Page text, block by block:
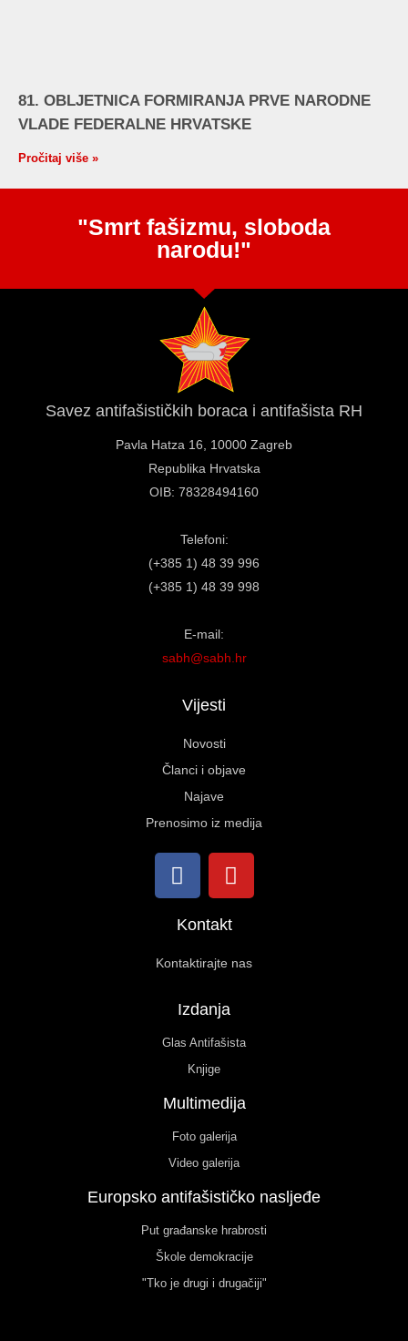
81. OBLJETNICA FORMIRANJA PRVE NARODNE
VLADE FEDERALNE HRVATSKE
Pročitaj više »
"Smrt fašizmu, sloboda
narodu!"
Savez antifašističkih boraca i antifašista RH
Pavla Hatza 16, 10000 Zagreb
Republika Hrvatska
OIB: 78328494160
Telefoni:
(+385 1) 48 39 996
(+385 1) 48 39 998
E-mail:
sabh@sabh.hr
Vijesti
Novosti
Članci i objave
Najave
Prenosimo iz medija
Kontakt
Kontaktirajte nas
Izdanja
Glas Antifašista
Knjige
Multimedija
Foto galerija
Video galerija
Europsko antifašističko nasljeđe
Put građanske hrabrosti
Škole demokracije
"Tko je drugi i drugačiji"